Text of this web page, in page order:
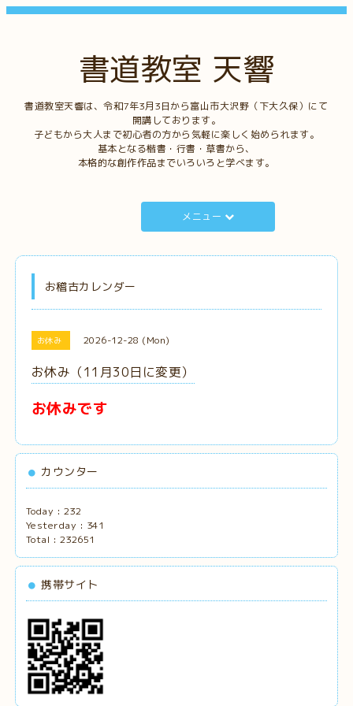
書道教室 天響
書道教室天響は、令和7年3月3日から富山市大沢野（下大久保）にて
開講しております。
子どもから大人まで初心者の方から気軽に楽しく始められます。
基本となる楷書・行書・草書から、
本格的な創作作品までいろいろと学べます。
メニュー
お稽古カレンダー
お休み 2026-12-28 (Mon)
お休み（11月30日に変更）
お休みです
カウンター
Today : 232
Yesterday : 341
Total : 232651
携帯サイト